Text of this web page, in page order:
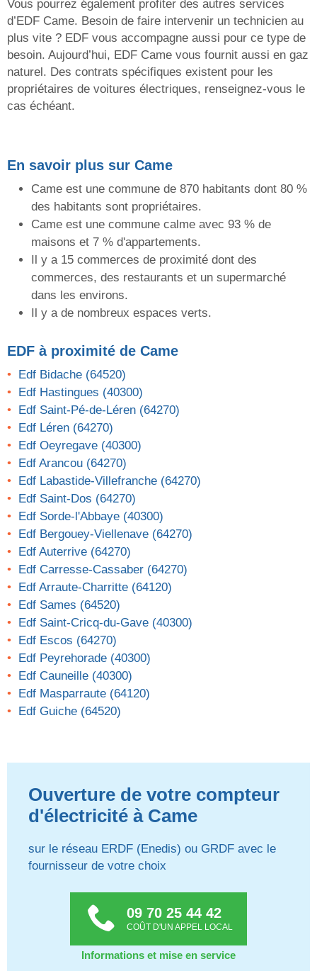
Vous pourrez également profiter des autres services
d’EDF Came. Besoin de faire intervenir un technicien au
plus vite ? EDF vous accompagne aussi pour ce type de
besoin. Aujourd’hui, EDF Came vous fournit aussi en gaz
naturel. Des contrats spécifiques existent pour les
propriétaires de voitures électriques, renseignez-vous le
cas échéant.
En savoir plus sur Came
Came est une commune de 870 habitants dont 80 %
des habitants sont propriétaires.
Came est une commune calme avec 93 % de
maisons et 7 % d'appartements.
Il y a 15 commerces de proximité dont des
commerces, des restaurants et un supermarché
dans les environs.
Il y a de nombreux espaces verts.
EDF à proximité de Came
Edf Bidache (64520)
Edf Hastingues (40300)
Edf Saint-Pé-de-Léren (64270)
Edf Léren (64270)
Edf Oeyregave (40300)
Edf Arancou (64270)
Edf Labastide-Villefranche (64270)
Edf Saint-Dos (64270)
Edf Sorde-l'Abbaye (40300)
Edf Bergouey-Viellenave (64270)
Edf Auterrive (64270)
Edf Carresse-Cassaber (64270)
Edf Arraute-Charritte (64120)
Edf Sames (64520)
Edf Saint-Cricq-du-Gave (40300)
Edf Escos (64270)
Edf Peyrehorade (40300)
Edf Cauneille (40300)
Edf Masparraute (64120)
Edf Guiche (64520)
Ouverture de votre compteur
d'électricité à Came
sur le réseau ERDF (Enedis) ou GRDF avec le
fournisseur de votre choix
09 70 25 44 42
COÛT D'UN APPEL LOCAL
Informations et mise en service